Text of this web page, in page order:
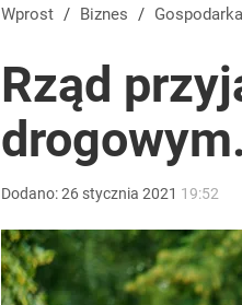
Wprost / Biznes / Gospodarka
Rząd
Dodano:26 stycznia 2021 19:52